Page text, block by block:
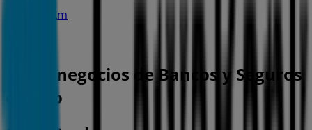
8.1 km
Otros negocios de Bancos y Seguros
en Allo